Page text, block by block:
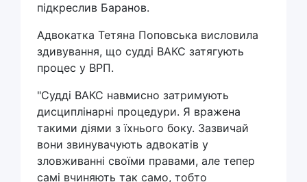
підкреслив Баранов.
Адвокатка Тетяна Поповська висловила
здивування, що судді ВАКС затягують
процес у ВРП.
"Судді ВАКС навмисно затримують
дисциплінарні процедури. Я вражена
такими діями з їхнього боку. Зазвичай
вони звинувачують адвокатів у
зловживанні своїми правами, але тепер
самі вчиняють так само, тобто